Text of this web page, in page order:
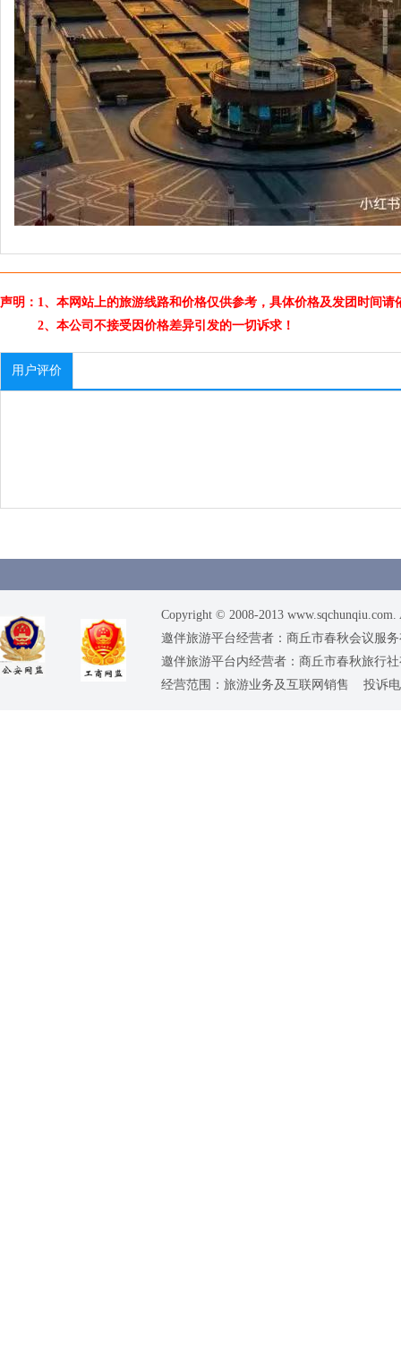
声明：1、本网站上的旅游线路和价格仅供参考，具体价格及发团时间
2、本公司不接受因价格差异引发的一切诉求！
用户评价
Copyright © 2008-2013
邀伴旅游平台经营者：商丘市春秋会议服
邀伴旅游平台内经营者：商丘市春秋旅行
经营范围：旅游业务及互联网销售 投诉